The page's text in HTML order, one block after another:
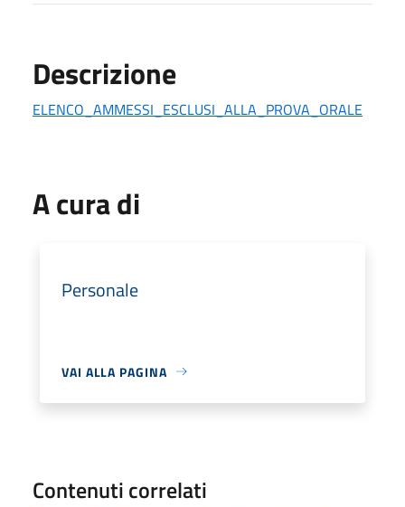
Descrizione
ELENCO_AMMESSI_ESCLUSI_ALLA_PROVA_ORALE
A cura di
Personale
VAI ALLA PAGINA
Contenuti correlati